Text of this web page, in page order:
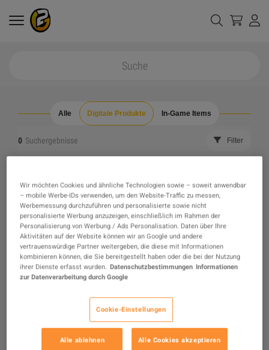
Alle Digitale Produkte In-Game Items
0 Suchergebnisse Filter
Das gewünschte Produkt wurde nicht gefunden,
vielleicht weckt eine unserer Empfehlungen
stattdessen dein Interesse?
Wir möchten Cookies und ähnliche Technologien sowie – soweit anwendbar
– mobile Werbe-IDs verwenden, um den Website-Traffic zu messen,
Werbemessung durchzuführen und personalisierte sowie nicht
personalisierte Werbung anzuzeigen, einschließlich im Rahmen der
Personalisierung von Werbung / Ads Personalisation. Daten über Ihre
Aktivitäten auf der Website können wir an Google und andere
vertrauenswürdige Partner weitergeben, die diese mit Informationen
kombinieren können, die Sie bereitgestellt haben oder die bei der Nutzung
ihrer Dienste erfasst wurden. Datenschutzbestimmungen Informationen
zur Datenverarbeitung durch Google
Cookie-Einstellungen
Alle ablehnen Alle Cookies akzeptieren